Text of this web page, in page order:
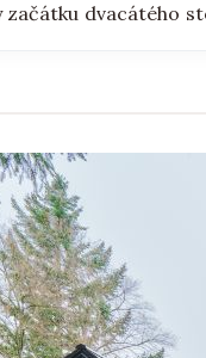
dvacátého